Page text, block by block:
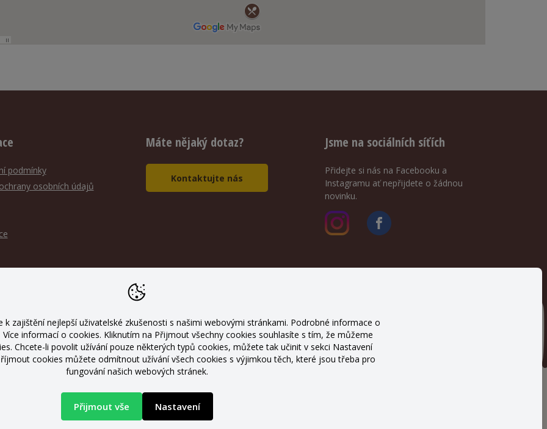
podmínky
osobních údajů
Máte nějaký dotaz?
Kontaktujte nás
Jsme na sociálních síťích
Přidejte si nás na Facebooku a
Instagramu ať nepřijdete o žádnou
novinku.